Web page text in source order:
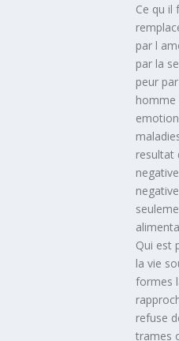
Ce qu il
par l
par la
peur
homme
resultat
Qui est
la vie
formes
refuse
trames